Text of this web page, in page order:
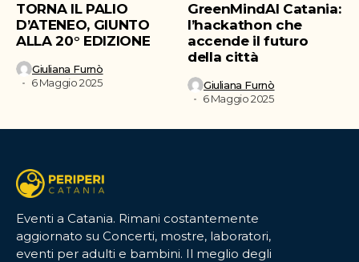
TORNA IL PALIO
D’ATENEO, GIUNTO
ALLA 20° EDIZIONE
Giuliana Furnò
6 Maggio 2025
GreenMindAI Catania:
l’hackathon che
accende il futuro
della città
Giuliana Furnò
6 Maggio 2025
Eventi a Catania. Rimani costantemente
aggiornato su Concerti, mostre, laboratori,
eventi per adulti e bambini. Il meglio degli